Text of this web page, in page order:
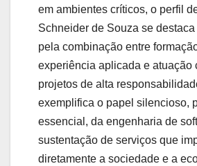
em ambientes críticos, o perfil
Schneider de Souza se
pela combinação entre
experiência aplicada e atuação
projetos de alta
exemplifica o papel silencioso,
essencial, da engenharia de
sustentação de serviços que
diretamente a sociedade e a